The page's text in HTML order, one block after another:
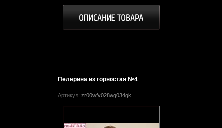
Пелерина из горностая №4
Артикул: zr00wfv028wg034gk